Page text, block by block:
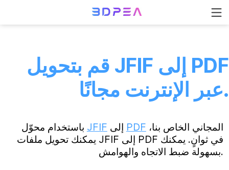
قم بتحويل JFIF إلى PDF
عبر الإنترنت مجانًا.
JFIF PDF
يمكنك تحويل ملفات JFIF إلى PDF في ثوانٍ. يمكنك
بسهولة ضبط الاتجاه والهوامش.